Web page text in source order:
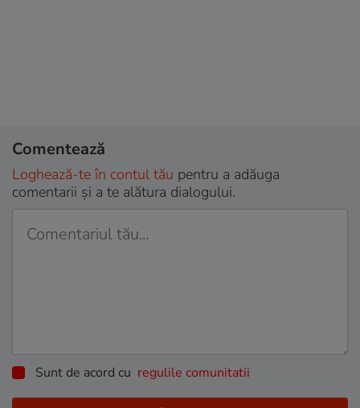
Comentează
Loghează-te în contul tău pentru a adăuga
comentarii și a te alătura dialogului.
Sunt de acord cu regulile comunitatii